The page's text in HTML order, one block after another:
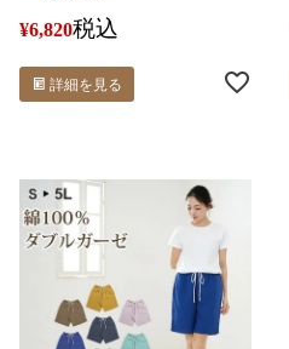
¥6,820税込
詳細を見る